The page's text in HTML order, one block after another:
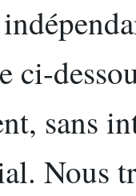
ci-
sans
Nous